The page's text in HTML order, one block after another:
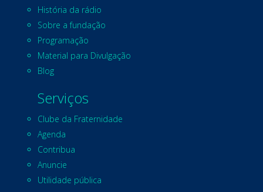
História da rádio
Sobre a fundação
Programação
Material para Divulgação
Blog
Serviços
Clube da Fraternidade
Agenda
Contribua
Anuncie
Utilidade pública